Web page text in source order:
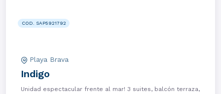
COD. SAP5921792
Playa Brava
Indigo
Unidad espectacular frente al mar! 3 suites, balcón terraza,